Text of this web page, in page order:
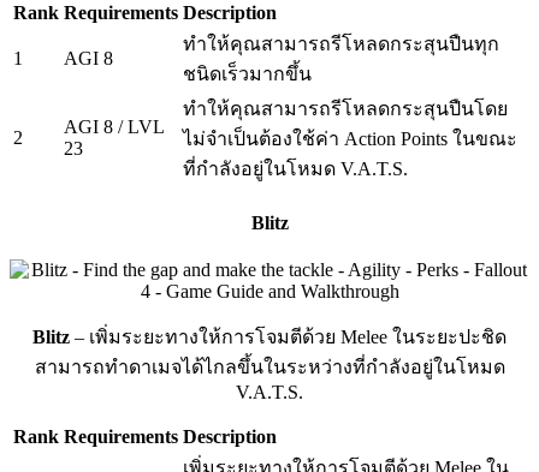
Rank Requirements Description
1 AGI 8
ทำให้คุณสามารถรีโหลดกระสุนปืนทุก
ชนิดเร็วมากขึ้น
2
AGI 8 / LVL
23
ทำให้คุณสามารถรีโหลดกระสุนปืนโดย
ไม่จำเป็นต้องใช้ค่า Action Points ในขณะ
ที่กำลังอยู่ในโหมด V.A.T.S.
Blitz
Blitz – เพิ่มระยะทางให้การโจมตีด้วย Melee ในระยะปะชิด
สามารถทำดาเมจได้ไกลขึ้นในระหว่างที่กำลังอยู่ในโหมด
V.A.T.S.
Rank Requirements Description
เพิ่มระยะทางให้การโจมตีด้วย Melee ใน